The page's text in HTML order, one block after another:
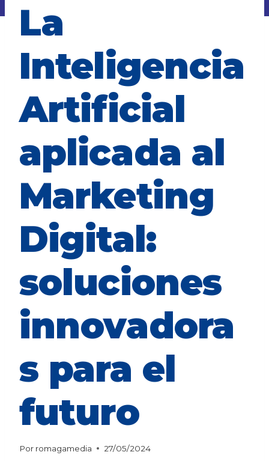
La
Inteligencia
Artificial
aplicada al
Marketing
Digital:
soluciones
innovadora
s para el
futuro
Por romagamedia 27/05/2024